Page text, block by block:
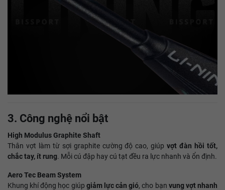
3. Công nghệ nổi bật
High Modulus Graphite Shaft
Thân vợt làm từ sợi graphite cường độ cao, giúpvợt đàn hồi tốt,
chắc tay, ít rung. Mỗi cú đập hay cú tạt đều ra lực nhanh và ổn định.
Aero Tec Beam System
Khung khí động học giúp giảm lực cản gió, cho bạn vung vợt nhanh